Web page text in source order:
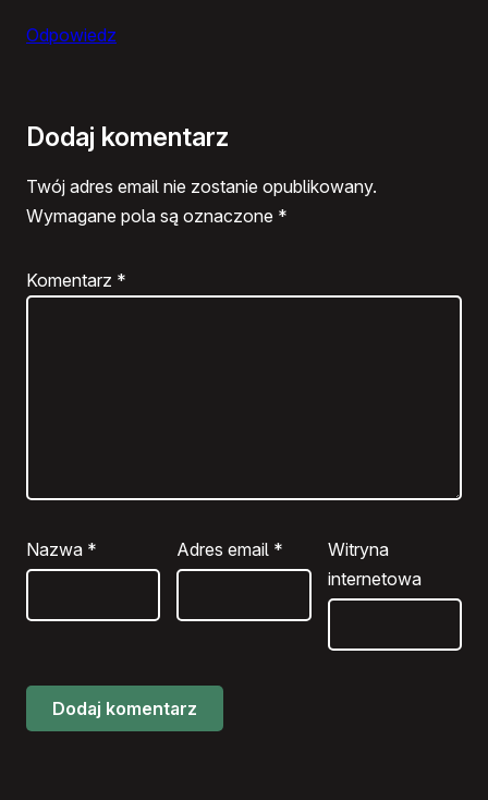
Odpowiedz
Dodaj komentarz
Twój adres email nie zostanie opublikowany.
Wymagane pola są oznaczone *
Komentarz *
Nazwa * Adres email *
Witryna
internetowa